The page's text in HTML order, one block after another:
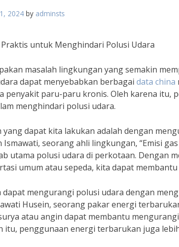
2024 by adminsts
untuk Menghindari Polusi Udara
masalah lingkungan yang semakin
dapat menyebabkan berbagai data china
penyakit paru-paru kronis. Oleh karena itu,
menghindari polusi udara.
yang dapat kita lakukan adalah dengan
Ismawati, seorang ahli lingkungan, “Emisi
utama polusi udara di perkotaan. Dengan
umum atau sepeda, kita dapat
dapat mengurangi polusi udara dengan
Husein, seorang pakar energi
atau angin dapat membantu
itu, penggunaan energi terbarukan juga